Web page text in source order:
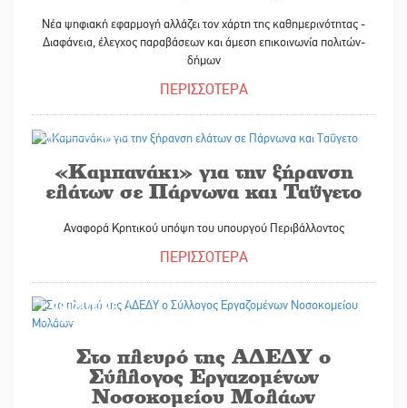
Νέα ψηφιακή εφαρμογή αλλάζει τον χάρτη της καθημερινότητας -
Διαφάνεια, έλεγχος παραβάσεων και άμεση επικοινωνία πολιτών-
δήμων
ΠΕΡΙΣΣΟΤΕΡΑ
«Καμπανάκι» για την ξήρανση
ελάτων σε Πάρνωνα και Ταΰγετο
Αναφορά Κρητικού υπόψη του υπουργού Περιβάλλοντος
ΠΕΡΙΣΣΟΤΕΡΑ
28/08/2025
Στο πλευρό της ΑΔΕΔΥ ο
Σύλλογος Εργαζομένων
Νοσοκομείου Μολάων